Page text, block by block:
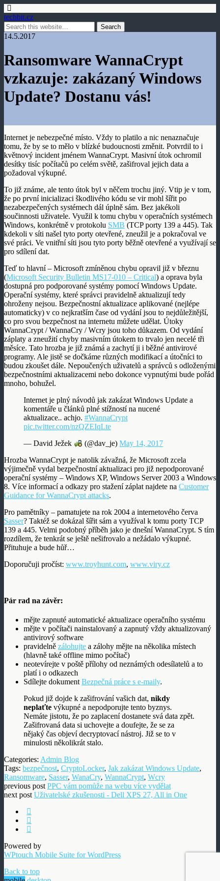
techbit.cz
14.5.2017
Ransomware WannaCrypt
vzkazuje: zakázaný Windows
Update? Dostanu vás!
Internet je nebezpečné místo. Vždy to platilo a nic nenaznačuje
tomu, že by se to mělo v blízké budoucnosti změnit. Potvrdil to i
květnový incident jménem WannaCrypt. Masivní útok ochromil
desítky tisíc počítačů po celém světě, zašifroval jejich data a
požadoval výkupné.
To již známe, ale tento útok byl v něčem trochu jiný. Vtip je v tom,
že po první inicializaci škodlivého kódu se vir mohl šířit po
nezabezpečených systémech dál úplně sám. Bez jakékoli
součinnosti uživatele. Využil k tomu chybu v operačních systémech
Windows, konkrétně v protokolu SMB (TCP porty 139 a 445). Tak
kdekoli v síti našel tyto porty otevřené, zneužil je a pokračoval ve
své práci. Ve vnitřní síti jsou tyto porty běžně otevřené a využívají se
pro sdílení dat.
Teď to hlavní – Microsoft zmíněnou chybu opravil již v březnu
(Microsoft Security Bulletin MS17-010 – Critical) a oprava byla
dostupná pro podporované systémy pomocí Windows Update.
Operační systémy, které správci pravidelně aktualizují tedy
ohroženy nejsou. Bezpečnostní aktualizace aplikované (nejlépe
automaticky) v co nejkratším čase od vydání jsou to nejdůležitější,
co pro svou bezpečnost na internetu můžete udělat. Útoky
WannaCrypt / WannaCry / Wcry jsou toho důkazem. Od vydání
záplaty a zneužití chyby masivním útokem to trvalo jen necelé tři
měsíce. Tato hrozba je již známá a zachytí ji i běžné antivirové
programy. Ale jistě se dočkáme různých modifikací a útočníci to
budou zkoušet dále. Nepoučených uživatelů a správců s odloženými
bezpečnostními aktualizacemi nebo dokonce vypnutými bude pořád
mnoho, bohužel.
Internet je plný návodů jak zakázat Windows Update a
komentáře u článků plné stížností na nucené
aktualizace.. achjo. #WannaCrypt
pic.twitter.com/nzQZEIqLte
— David Ježek (@dav_je)May 14, 2017
Hrozba WannaCrypt je natolik závažná, že Microsoft zcela
výjimečně vydal bezpečnostní aktualizaci pro již nepodporované
operační systémy – Windows XP, Windows Server 2003 a Windows
8. Více informací a odkazy pro stažení záplat najdete na Customer
Guidance for WannaCrypt attacks.
Pro pamětníky – pamatujete na rok 2004 a internetového červa
Sasser? Taktéž se dokázal šířit sám a využíval k tomu porty TCP
139 a 445. Velmi podobný příběh jako je dnešní WannaCrypt. S tím
rozdílem, že tenkrát se ještě nešifrovalo a nežádalo výkupné.
Přituhuje a bude hůř…
Doporučuji pročíst: www.troyhunt.com, www.viry.cz
Pár rad na závěr:
mějte zapnuté automatické aktualizace operačního systému
mějte v počítači nainstalovaný a zapnutý vždy aktualizovaný
antivirový software
pravidelně zálohujte a zálohy mějte na několika místech
(hlavně také offline mimo počítač)
neotevírejte v poště přílohy od neznámých odesílatelů a to
platí i o odkazech
Sdílejte dokument Bezpečná práce s e-maily.
Pokud již dojde k zašifrování vašich dat, nikdy
neplaťte výkupné a nepodporujte tento byznys.
Nemáte jistotu, že po zaplacení dostanete svá data zpět.
Zašifrovaná data si uchovejte a doufejte, že se za
nějaký čas objeví decryptovací nástroj. Již se to v
minulosti několikrát stalo.
Categories: Admin Blog
Tags: bezpečnost, CryptoLocker, Jak zakázat Windows Update,
Ransomware, Sasser, WanaCry, WannaCrypt, Wcry
previous post PPC vám pomůže na webu více vydělat
next post Uživatelské zkušenosti - Dell XPS 27, All in One
Powered by
WPtouch Mobile Suite for WordPress
Back to top